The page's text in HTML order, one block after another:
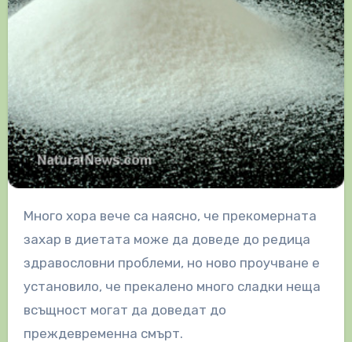
Много хора вече са наясно, че прекомерната
захар в диетата може да доведе до редица
здравословни проблеми, но ново проучване е
установило, че прекалено много сладки неща
всъщност могат да доведат до
преждевременна смърт.